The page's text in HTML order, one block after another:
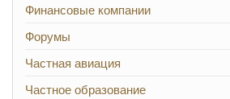
Финансовые компании
Форумы
Частная авиация
Частное образование